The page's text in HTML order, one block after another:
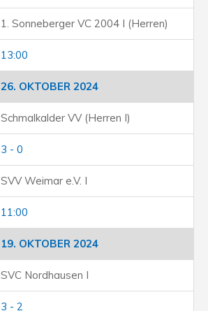
1. Sonneberger VC 2004 I (Herren)
13:00
26. OKTOBER 2024
Schmalkalder VV (Herren I)
3 - 0
SVV Weimar e.V. I
11:00
19. OKTOBER 2024
SVC Nordhausen I
3 - 2